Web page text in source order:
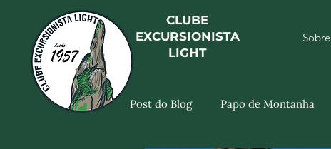
CLUBE
EXCURSIONISTA
LIGHT
Sobre
Post do Blog Papo de Montanha